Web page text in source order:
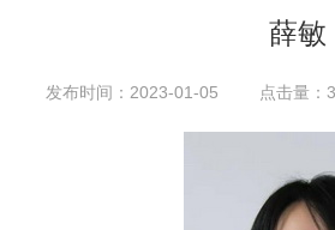
薛敏
发布时间：2023-01-05 点击量：